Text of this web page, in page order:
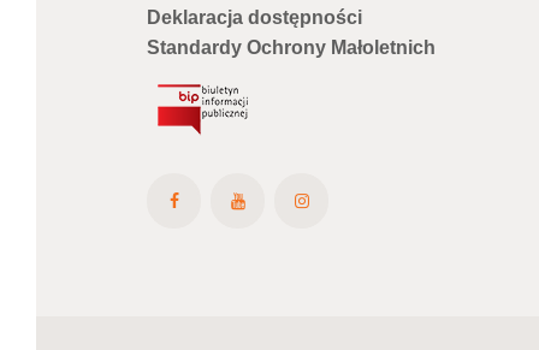
Deklaracja dostępności
Standardy Ochrony Małoletnich